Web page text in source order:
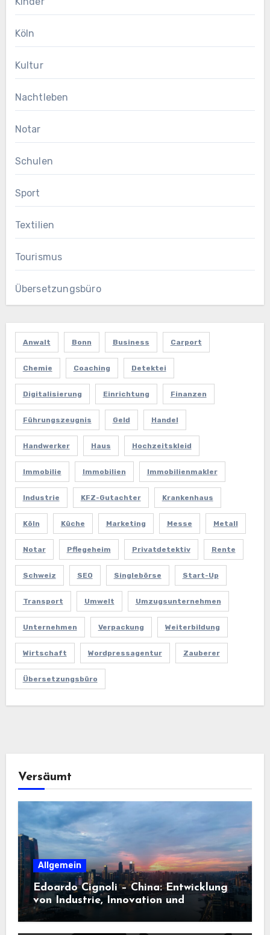
Köln
Kultur
Nachtleben
Notar
Schulen
Sport
Textilien
Tourismus
Übersetzungsbüro
Anwalt Bonn Business Carport
Chemie Coaching Detektei
Digitalisierung Einrichtung Finanzen
Führungszeugnis Geld Handel
Handwerker Haus Hochzeitskleid
Immobilie Immobilien Immobilienmakler
Industrie KFZ-Gutachter Krankenhaus
Köln Küche Marketing Messe Metall
Notar Pflegeheim Privatdetektiv Rente
Schweiz SEO Singlebörse Start-Up
Transport Umwelt Umzugsunternehmen
Unternehmen Verpackung Weiterbildung
Wirtschaft Wordpressagentur Zauberer
Übersetzungsbüro
Versäumt
Allgemein
Edoardo Cignoli – China: Entwicklung
von Industrie, Innovation und
Technologie